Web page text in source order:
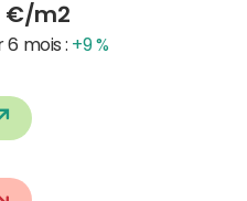
€/m2
6 mois : +9 %